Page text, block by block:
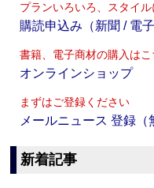
プランいろいろ、スタイ
購読申込み（新聞 / 電子
書籍、電子商材の購入はこ
オンラインショップ
まずはご登録ください
メールニュース 登録（
新着記事